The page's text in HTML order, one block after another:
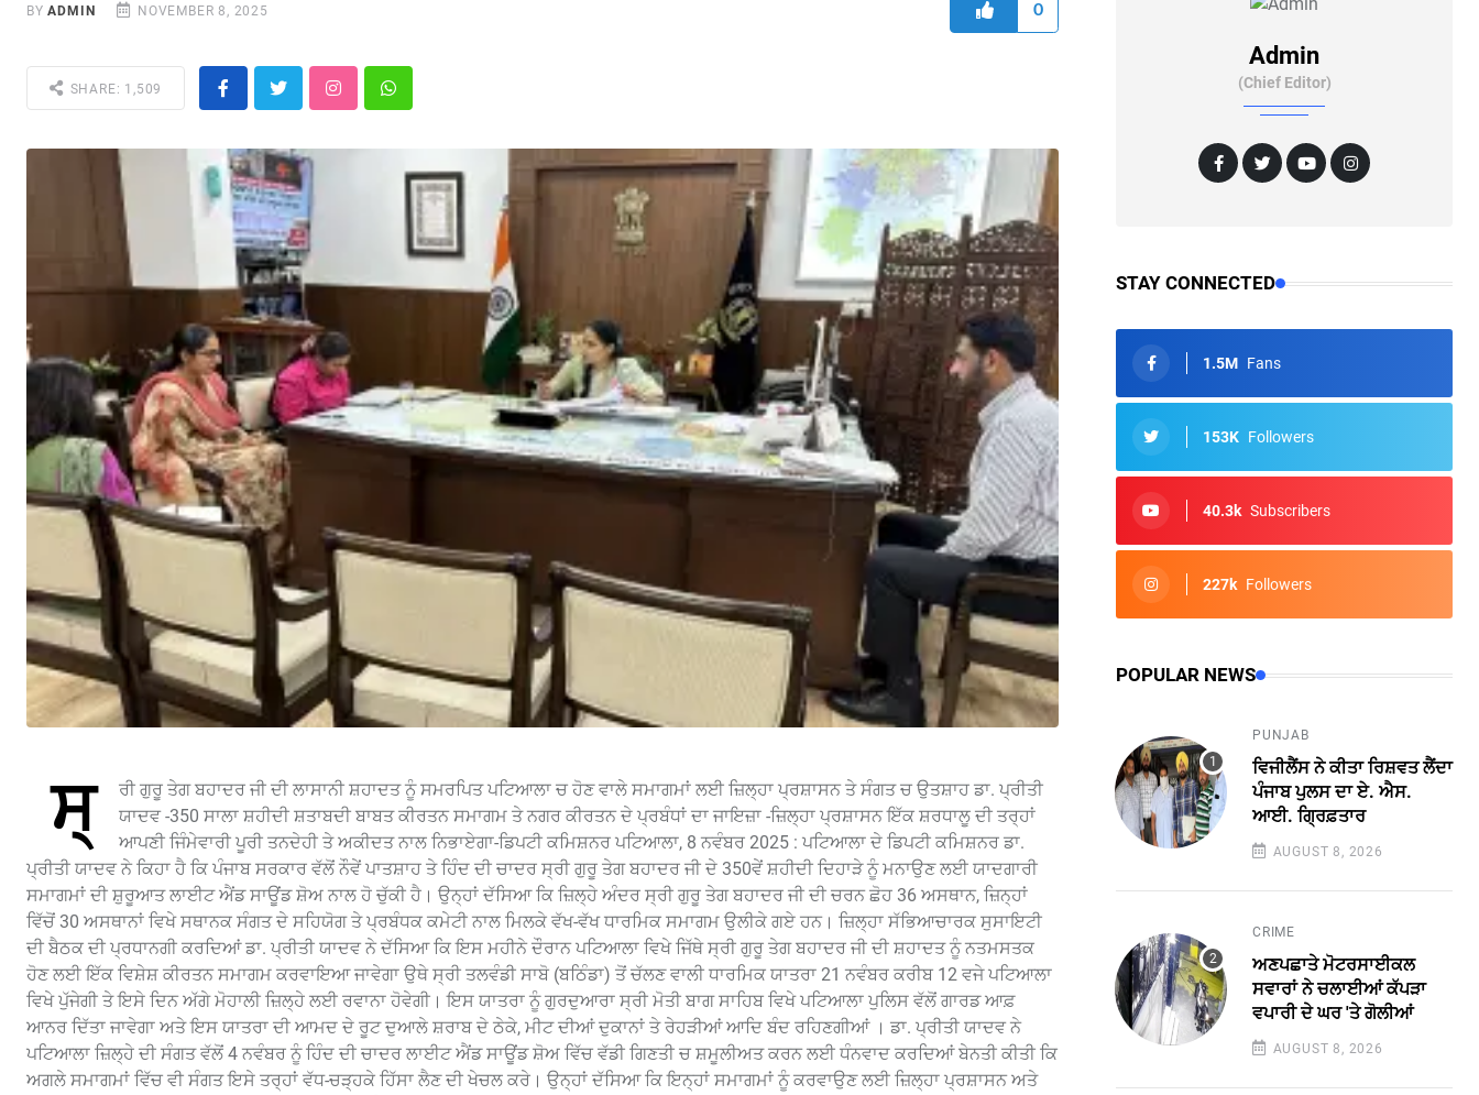
BYADMIN NOVEMBER 8, 2025 0
SHARE: 1,509
ਸ੍
ਰੀ ਗੁਰੂ ਤੇਗ ਬਹਾਦਰ ਜੀ ਦੀ ਲਾਸਾਨੀ ਸ਼ਹਾਦਤ ਨੂੰ ਸਮਰਪਿਤ ਪਟਿਆਲਾ ਚ ਹੋਣ ਵਾਲੇ ਸਮਾਗਮਾਂ ਲਈ ਜ਼ਿਲ੍ਹਾ ਪ੍ਰਸ਼ਾਸਨ ਤੇ ਸੰਗਤ ਚ ਉਤਸ਼ਾਹ ਡਾ. ਪ੍ਰੀਤੀ
ਯਾਦਵ -350 ਸਾਲਾ ਸ਼ਹੀਦੀ ਸ਼ਤਾਬਦੀ ਬਾਬਤ ਕੀਰਤਨ ਸਮਾਗਮ ਤੇ ਨਗਰ ਕੀਰਤਨ ਦੇ ਪ੍ਰਬੰਧਾਂ ਦਾ ਜਾਇਜ਼ਾ -ਜ਼ਿਲ੍ਹਾ ਪ੍ਰਸ਼ਾਸਨ ਇੱਕ ਸ਼ਰਧਾਲੂ ਦੀ ਤਰ੍ਹਾਂ
ਆਪਣੀ ਜਿੰਮੇਵਾਰੀ ਪੂਰੀ ਤਨਦੇਹੀ ਤੇ ਅਕੀਦਤ ਨਾਲ ਨਿਭਾਏਗਾ-ਡਿਪਟੀ ਕਮਿਸ਼ਨਰ ਪਟਿਆਲਾ, 8 ਨਵੰਬਰ 2025 : ਪਟਿਆਲਾ ਦੇ ਡਿਪਟੀ ਕਮਿਸ਼ਨਰ ਡਾ.
ਪ੍ਰੀਤੀ ਯਾਦਵ ਨੇ ਕਿਹਾ ਹੈ ਕਿ ਪੰਜਾਬ ਸਰਕਾਰ ਵੱਲੋਂ ਨੌਵੇਂ ਪਾਤਸ਼ਾਹ ਤੇ ਹਿੰਦ ਦੀ ਚਾਦਰ ਸ੍ਰੀ ਗੁਰੂ ਤੇਗ ਬਹਾਦਰ ਜੀ ਦੇ 350ਵੇਂ ਸ਼ਹੀਦੀ ਦਿਹਾੜੇ ਨੂੰ ਮਨਾਉਣ ਲਈ ਯਾਦਗਾਰੀ
ਸਮਾਗਮਾਂ ਦੀ ਸ਼ੁਰੂਆਤ ਲਾਈਟ ਐਂਡ ਸਾਊਂਡ ਸ਼ੋਅ ਨਾਲ ਹੋ ਚੁੱਕੀ ਹੈ। ਉਨ੍ਹਾਂ ਦੱਸਿਆ ਕਿ ਜ਼ਿਲ੍ਹੇ ਅੰਦਰ ਸ੍ਰੀ ਗੁਰੂ ਤੇਗ ਬਹਾਦਰ ਜੀ ਦੀ ਚਰਨ ਛੋਹ 36 ਅਸਥਾਨ, ਜ਼ਿਨ੍ਹਾਂ
ਵਿੱਚੋਂ 30 ਅਸਥਾਨਾਂ ਵਿਖੇ ਸਥਾਨਕ ਸੰਗਤ ਦੇ ਸਹਿਯੋਗ ਤੇ ਪ੍ਰਬੰਧਕ ਕਮੇਟੀ ਨਾਲ ਮਿਲਕੇ ਵੱਖ-ਵੱਖ ਧਾਰਮਿਕ ਸਮਾਗਮ ਉਲੀਕੇ ਗਏ ਹਨ। ਜ਼ਿਲ੍ਹਾ ਸੱਭਿਆਚਾਰਕ ਸੁਸਾਇਟੀ
ਦੀ ਬੈਠਕ ਦੀ ਪ੍ਰਧਾਨਗੀ ਕਰਦਿਆਂ ਡਾ. ਪ੍ਰੀਤੀ ਯਾਦਵ ਨੇ ਦੱਸਿਆ ਕਿ ਇਸ ਮਹੀਨੇ ਦੌਰਾਨ ਪਟਿਆਲਾ ਵਿਖੇ ਜਿੱਥੇ ਸ੍ਰੀ ਗੁਰੂ ਤੇਗ ਬਹਾਦਰ ਜੀ ਦੀ ਸ਼ਹਾਦਤ ਨੂੰ ਨਤਮਸਤਕ
ਹੋਣ ਲਈ ਇੱਕ ਵਿਸ਼ੇਸ਼ ਕੀਰਤਨ ਸਮਾਗਮ ਕਰਵਾਇਆ ਜਾਵੇਗਾ ਉਥੇ ਸ੍ਰੀ ਤਲਵੰਡੀ ਸਾਬੋ (ਬਠਿੰਡਾ) ਤੋਂ ਚੱਲਣ ਵਾਲੀ ਧਾਰਮਿਕ ਯਾਤਰਾ 21 ਨਵੰਬਰ ਕਰੀਬ 12 ਵਜੇ ਪਟਿਆਲਾ
ਵਿਖੇ ਪੁੱਜੇਗੀ ਤੇ ਇਸੇ ਦਿਨ ਅੱਗੇ ਮੋਹਾਲੀ ਜ਼ਿਲ੍ਹੇ ਲਈ ਰਵਾਨਾ ਹੋਵੇਗੀ। ਇਸ ਯਾਤਰਾ ਨੂੰ ਗੁਰਦੁਆਰਾ ਸ੍ਰੀ ਮੋਤੀ ਬਾਗ ਸਾਹਿਬ ਵਿਖੇ ਪਟਿਆਲਾ ਪੁਲਿਸ ਵੱਲੋਂ ਗਾਰਡ ਆਫ਼
ਆਨਰ ਦਿੱਤਾ ਜਾਵੇਗਾ ਅਤੇ ਇਸ ਯਾਤਰਾ ਦੀ ਆਮਦ ਦੇ ਰੂਟ ਦੁਆਲੇ ਸ਼ਰਾਬ ਦੇ ਠੇਕੇ, ਮੀਟ ਦੀਆਂ ਦੁਕਾਨਾਂ ਤੇ ਰੇਹੜੀਆਂ ਆਦਿ ਬੰਦ ਰਹਿਣਗੀਆਂ । ਡਾ. ਪ੍ਰੀਤੀ ਯਾਦਵ ਨੇ
ਪਟਿਆਲਾ ਜ਼ਿਲ੍ਹੇ ਦੀ ਸੰਗਤ ਵੱਲੋਂ 4 ਨਵੰਬਰ ਨੂੰ ਹਿੰਦ ਦੀ ਚਾਦਰ ਲਾਈਟ ਐਂਡ ਸਾਊਂਡ ਸ਼ੋਅ ਵਿੱਚ ਵੱਡੀ ਗਿਣਤੀ ਚ ਸ਼ਮੂਲੀਅਤ ਕਰਨ ਲਈ ਧੰਨਵਾਦ ਕਰਦਿਆਂ ਬੇਨਤੀ ਕੀਤੀ ਕਿ
ਅਗਲੇ ਸਮਾਗਮਾਂ ਵਿੱਚ ਵੀ ਸੰਗਤ ਇਸੇ ਤਰ੍ਹਾਂ ਵੱਧ-ਚੜ੍ਹਕੇ ਹਿੱਸਾ ਲੈਣ ਦੀ ਖੇਚਲ ਕਰੇ। ਉਨ੍ਹਾਂ ਦੱਸਿਆ ਕਿ ਇਨ੍ਹਾਂ ਸਮਾਗਮਾਂ ਨੂੰ ਕਰਵਾਉਣ ਲਈ ਜ਼ਿਲ੍ਹਾ ਪ੍ਰਸ਼ਾਸਨ ਅਤੇ
Admin
(Chief Editor)
STAY CONNECTED
1.5M Fans
153K Followers
40.3k Subscribers
227k Followers
POPULAR NEWS
PUNJAB
ਵਿਜੀਲੈਂਸ ਨੇ ਕੀਤਾ ਰਿਸ਼ਵਤ ਲੈਂਦਾ
ਪੰਜਾਬ ਪੁਲਸ ਦਾ ਏ. ਐਸ.
ਆਈ. ਗ੍ਰਿਫ਼ਤਾਰ
AUGUST 8, 2026
CRIME
ਅਣਪਛਾਤੇ ਮੋਟਰਸਾਈਕਲ
ਸਵਾਰਾਂ ਨੇ ਚਲਾਈਆਂ ਕੱਪੜਾ
ਵਪਾਰੀ ਦੇ ਘਰ 'ਤੇ ਗੋਲੀਆਂ
AUGUST 8, 2026